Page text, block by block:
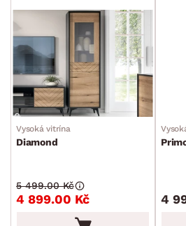
Vysoká vitrína
Diamond
4 899.00 Kč
5 499.00 Kč
4